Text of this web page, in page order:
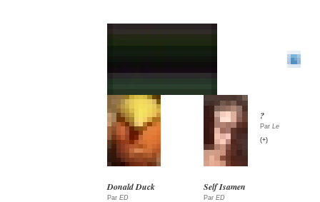
4
Par
Le
(+)
?
Par Le
(+)
Donald Duck
Par ED
Self Isamen
Par ED